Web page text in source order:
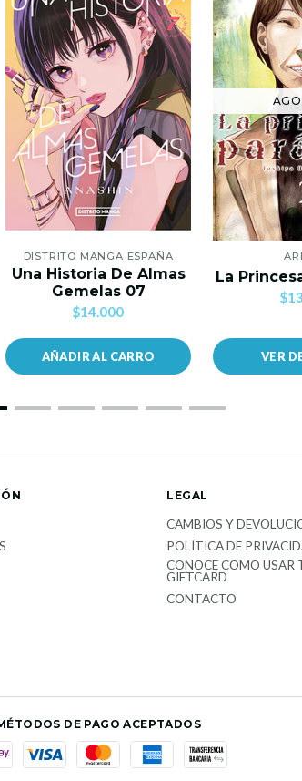
DISTRITO MANGA ESPAÑA
Una Historia De Almas
Gemelas 07
$14.000
AÑADIR AL CARRO
La
VER
LEGAL
CAMBIOS Y
POLÍTICA DE
CONOCE COMO USAR
GIFTCARD
CONTACTO
DE PAGO ACEPTADOS